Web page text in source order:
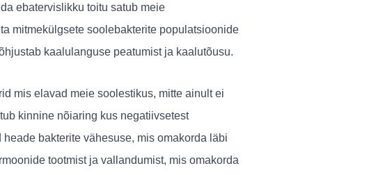
ebatervislikku toitu satub meie
mitmekülgsete soolebakterite populatsioonide
kaalulanguse peatumist ja kaalutõusu.
mis elavad meie soolestikus, mitte ainult ei
kinnine nõiaring kus negatiivsetest
bakterite vähesuse, mis omakorda läbi
tootmist ja vallandumist, mis omakorda